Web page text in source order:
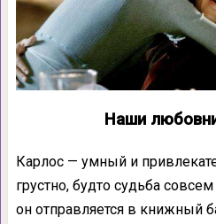
Наши
Карлос — умный и
грустно, будто судьба
он отправляется в книжный